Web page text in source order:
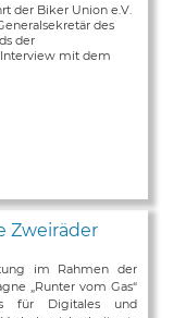
der Biker Union e.V.
des
der
mit dem
Zweiräder
im Rahmen der
„Runter vom Gas“
für Digitales und